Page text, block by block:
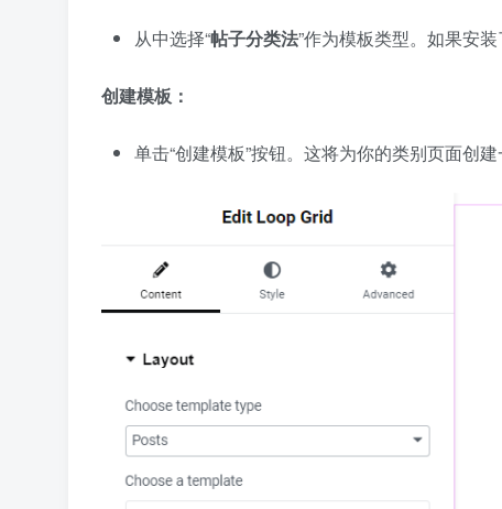
从中选择“帖子分类法”作为模板类型。如果安
创建模板：
单击“创建模板”按钮。这将为你的类别页面创